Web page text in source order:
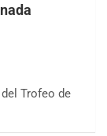
Trofeo de